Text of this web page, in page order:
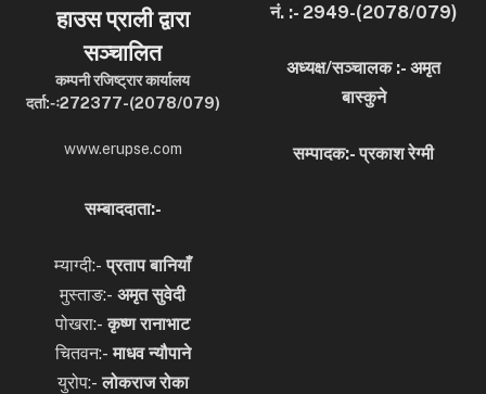
हाउस प्राली द्वारा
सञ्चालित
कम्पनी रजिष्ट्रार कार्यालय
दर्ता:-ः272377-(2078/079)
www.erupse.com
नं. :- 2949-(2078/079)
अध्यक्ष/सञ्चालक :- अमृत
बास्कुने
सम्पादक:- प्रकाश रेग्मी
सम्बाददाता:-
म्याग्दी:-प्रताप बानियाँ
मुस्ताङ:- अमृत सुवेदी
पोखरा:-कृष्ण रानाभाट
चितवन:-माधव न्यौपाने
युरोप:-लोकराज रोका